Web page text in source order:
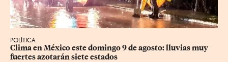
POLÍTICA
Clima en México este domingo 9 de agosto: lluvias muy
fuertes azotarán siete estados